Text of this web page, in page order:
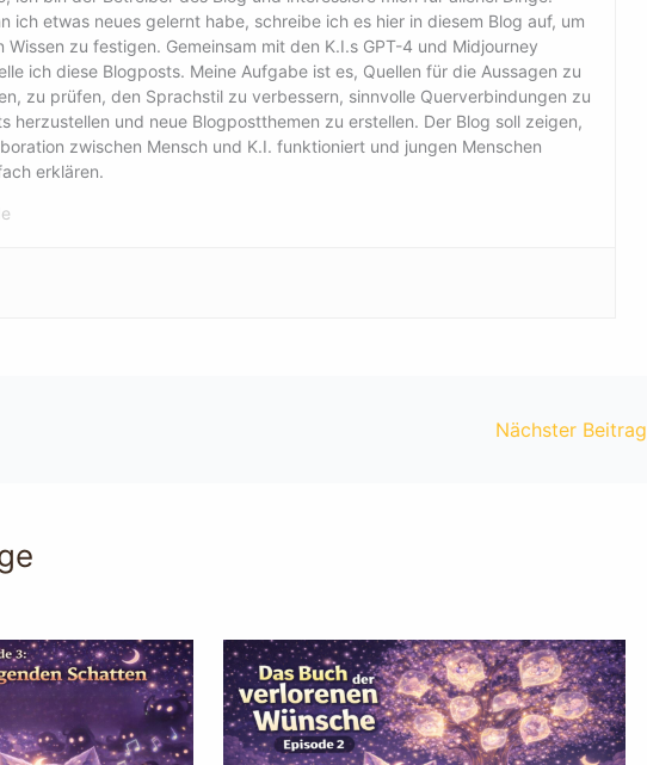
ich etwas neues gelernt habe, schreibe ich es hier in diesem Blog auf, um
Wissen zu festigen. Gemeinsam mit den K.I.s GPT-4 und Midjourney
ich diese Blogposts. Meine Aufgabe ist es, Quellen für die Aussagen zu
zu prüfen, den Sprachstil zu verbessern, sinnvolle Querverbindungen zu
herzustellen und neue Blogpostthemen zu erstellen. Der Blog soll zeigen,
zwischen Mensch und K.I. funktioniert und jungen Menschen
erklären.
Nächster Beitrag